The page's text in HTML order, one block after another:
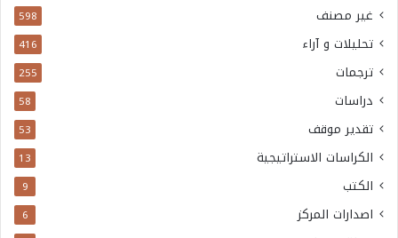
غير مصنف 598
تحليلات و آراء 416
ترجمات 255
دراسات 58
تقدير موقف 53
الكراسات الاستراتيجية 13
الكتب 9
اصدارات المركز 6